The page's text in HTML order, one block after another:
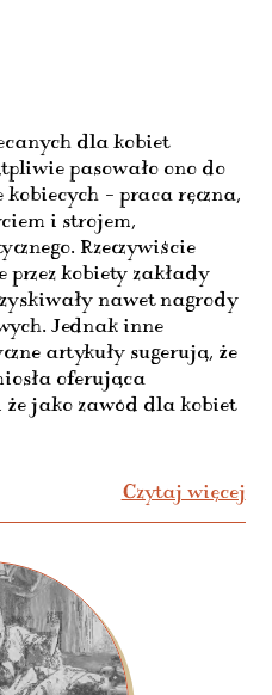
dla kobiet
pasowało ono do
– praca ręczna,
i strojem,
Rzeczywiście
przez kobiety zakłady
nawet nagrody
Jednak inne
artykuły sugerują, że
oferująca
że jako zawód dla kobiet
Czytaj więcej